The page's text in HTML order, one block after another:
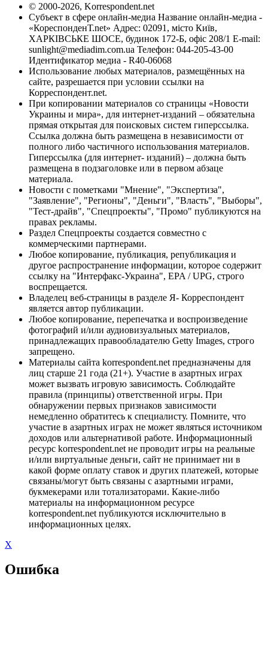
© 2000-2026, Korrespondent.net
Субъект в сфере онлайн-медиа Название онлайн-медиа -
«КореспонденТ.net» Адрес: 02091, місто Київ,
ХАРКІВСЬКЕ ШОСЕ, будинок 172-Б, офіс 208/1 E-mail:
sunlight@mediadim.com.ua Телефон: 044-205-43-00
Идентификатор медиа - R40-06068
Использование любых материалов, размещённых на
сайте, разрешается при условии ссылки на
Корреспондент.net.
При копировании материалов со страницы «Новости
Украины и мира», для интернет-изданий – обязательна
прямая открытая для поисковых систем гиперссылка.
Ссылка должна быть размещена в независимости от
полного либо частичного использования материалов.
Гиперссылка (для интернет- изданий) – должна быть
размещена в подзаголовке или в первом абзаце
материала.
Новости с пометками "Мнение", "Экспертиза",
"Заявление", "Регионы", "Деньги", "Власть", "Выборы",
"Тест-драйв", "Спецпроекты", "Промо" публикуются на
правах рекламы.
Раздел Спецпроекты создается совместно с
коммерческими партнерами.
Любое копирование, публикация, републикация и
другое распространение информации, которое содержит
ссылку на "Интерфакс-Украина", EPA / UPG, строго
воспрещается.
Владелец веб-страницы в разделе Я- Корреспондент
является автор публикации.
Любое копирование, перепечатка и воспроизведение
фотографий и/или аудиовизуальных материалов,
принадлежащих правообладателю Getty Images, строго
запрещено.
Материалы сайта korrespondent.net предназначены для
лиц старше 21 года (21+). Участие в азартных играх
может вызвать игровую зависимость. Соблюдайте
правила (принципы) ответственной игры. При
обнаружении первых признаков зависимости
немедленно обратитесь к специалисту. Помните, что
участие в азартных играх не может являться источником
доходов или альтернативой работе. Информационный
ресурс korrespondent.net не проводит игры на реальные
и/или виртуальные деньги, сайт не принимает ни в
какой форме оплату ставок и других платежей, которые
связаны/могут быть связаны с азартными играми,
букмекерами или тотализаторами. Какие-либо
материалы на информационном ресурсе
korrespondent.net публикуются исключительно в
информационных целях.
X
Ошибка